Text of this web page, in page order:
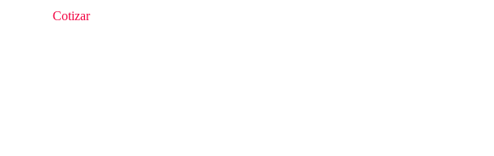
en
0
Cotizar